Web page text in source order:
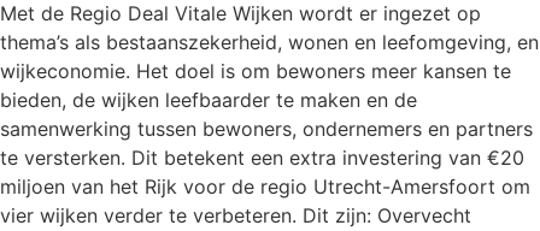
Met de Regio Deal Vitale Wijken wordt er ingezet op
thema’s als bestaanszekerheid, wonen en leefomgeving, en
wijkeconomie. Het doel is om bewoners meer kansen te
bieden, de wijken leefbaarder te maken en de
samenwerking tussen bewoners, ondernemers en partners
te versterken. Dit betekent een extra investering van €20
miljoen van het Rijk voor de regio Utrecht-Amersfoort om
vier wijken verder te verbeteren. Dit zijn: Overvecht